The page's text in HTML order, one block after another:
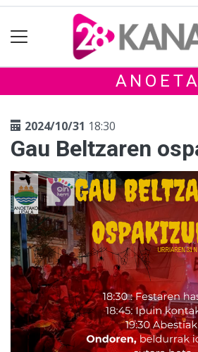
ANOETA
2024/10/31 18:30
Gau Beltzaren